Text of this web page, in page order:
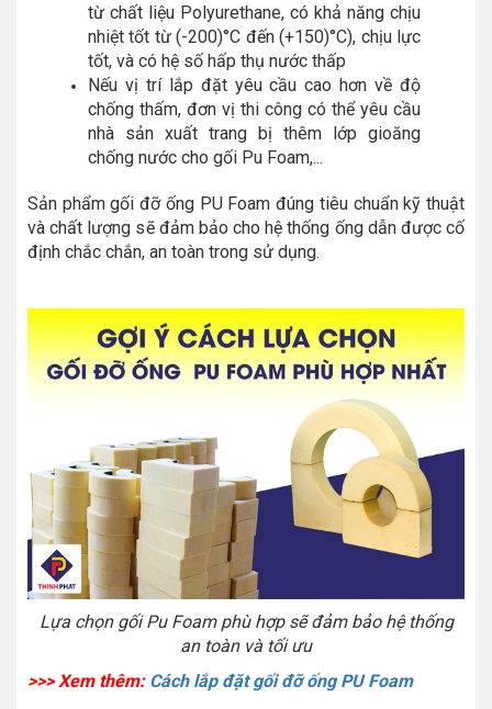
từ chất liệu Polyurethane, có khả năng chịu
nhiệt tốt từ (-200)°C đến (+150)°C), chịu lực
tốt, và có hệ số hấp thụ nước thấp
Nếu vị trí lắp đặt yêu cầu cao hơn về độ
chống thấm, đơn vị thi công có thể yêu cầu
nhà sản xuất trang bị thêm lớp gioăng
chống nước cho gối Pu Foam,...
Sản phẩm gối đỡ ống PU Foam đúng tiêu chuẩn kỹ thuật
và chất lượng sẽ đảm bảo cho hệ thống ống dẫn được cố
định chắc chắn, an toàn trong sử dụng.
Lựa chọn gối Pu Foam phù hợp sẽ đảm bảo hệ thống
an toàn và tối ưu
>>> Xem thêm: Cách lắp đặt gối đỡ ống PU Foam